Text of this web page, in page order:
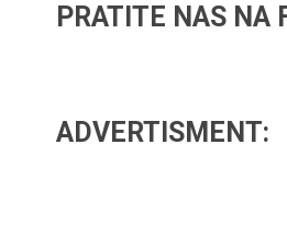
PRATITE NAS NA
ADVERTISMENT: